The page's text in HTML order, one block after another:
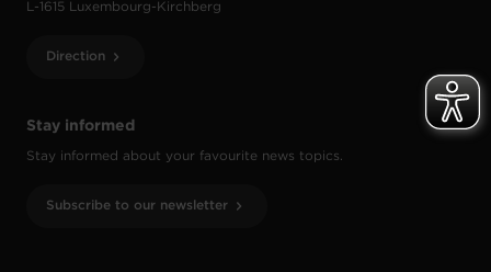
Stay informed
Stay informed about your favourite news topics.
Subscribe to our newsletter
L-1615 Luxembourg-Kirchberg
Direction